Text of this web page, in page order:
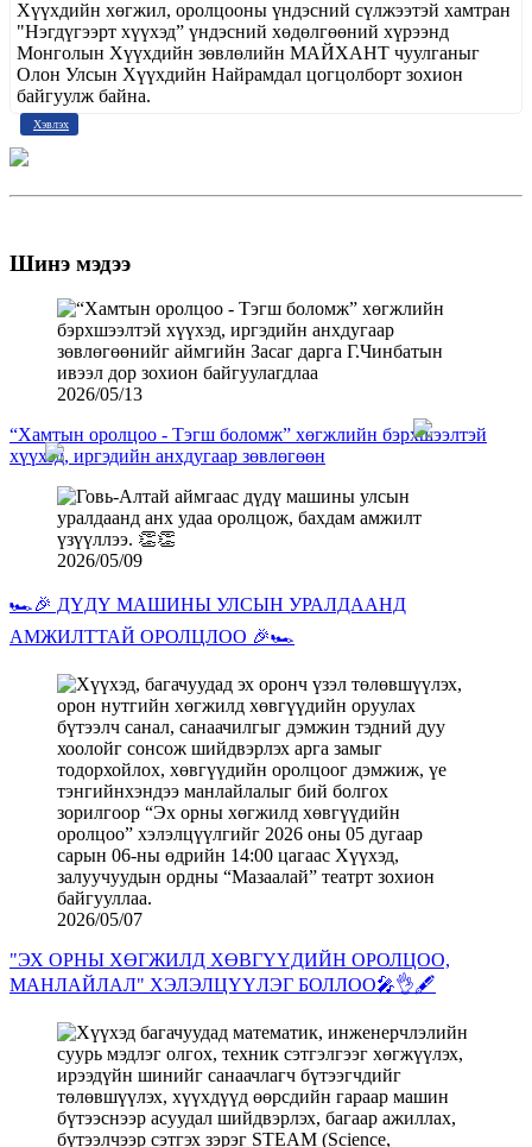
Хүүхдийн хөгжил, оролцооны үндэсний сүлжээтэй хамтран
"Нэгдүгээрт хүүхэд” үндэсний хөдөлгөөний хүрээнд
Монголын Хүүхдийн зөвлөлийн МАЙХАНТ чуулганыг
Олон Улсын Хүүхдийн Найрамдал цогцолборт зохион
байгуулж байна.
Хэвлэх
Шинэ мэдээ
2026/05/13
“Хамтын оролцоо - Тэгш боломж” хөгжлийн бэрхшээлтэй
хүүхэд, иргэдийн анхдугаар зөвлөгөөн
2026/05/09
🏎️🎉 ДҮДҮ МАШИНЫ УЛСЫН УРАЛДААНД
АМЖИЛТТАЙ ОРОЛЦЛОО 🎉🏎️
2026/05/07
"ЭХ ОРНЫ ХӨГЖИЛД ХӨВГҮҮДИЙН ОРОЛЦОО,
МАНЛАЙЛАЛ" ХЭЛЭЛЦҮҮЛЭГ БОЛЛОО🎤👌🖋️